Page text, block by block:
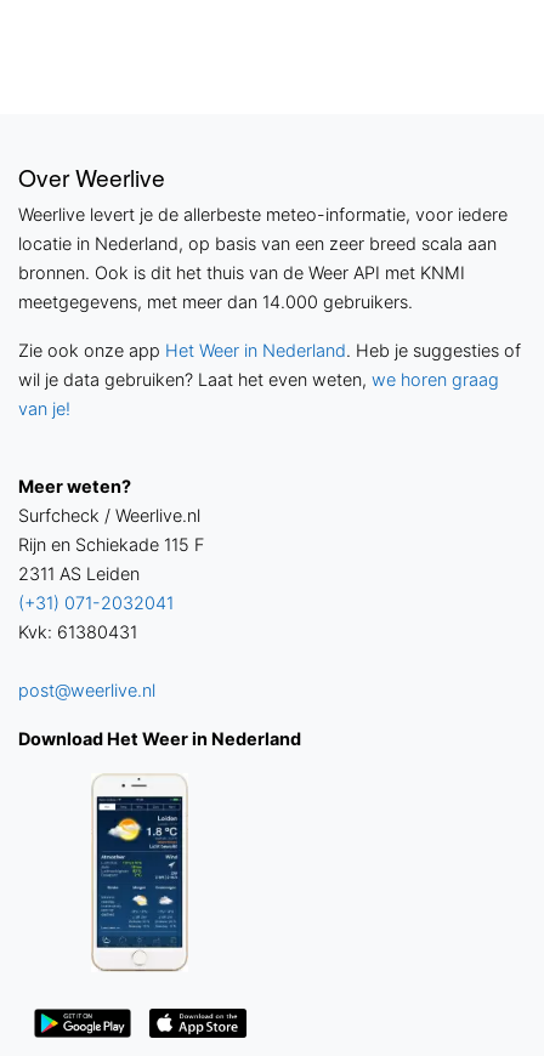
Over Weerlive
Weerlive levert je de allerbeste meteo-informatie, voor iedere
locatie in Nederland, op basis van een zeer breed scala aan
bronnen. Ook is dit het thuis van de Weer API met KNMI
meetgegevens, met meer dan 14.000 gebruikers.
Zie ook onze app Het Weer in Nederland. Heb je suggesties of
wil je data gebruiken? Laat het even weten, we horen graag
van je!
Meer weten?
Surfcheck / Weerlive.nl
Rijn en Schiekade 115 F
2311 AS Leiden
(+31) 071-2032041
Kvk: 61380431
post@weerlive.nl
Download Het Weer in Nederland